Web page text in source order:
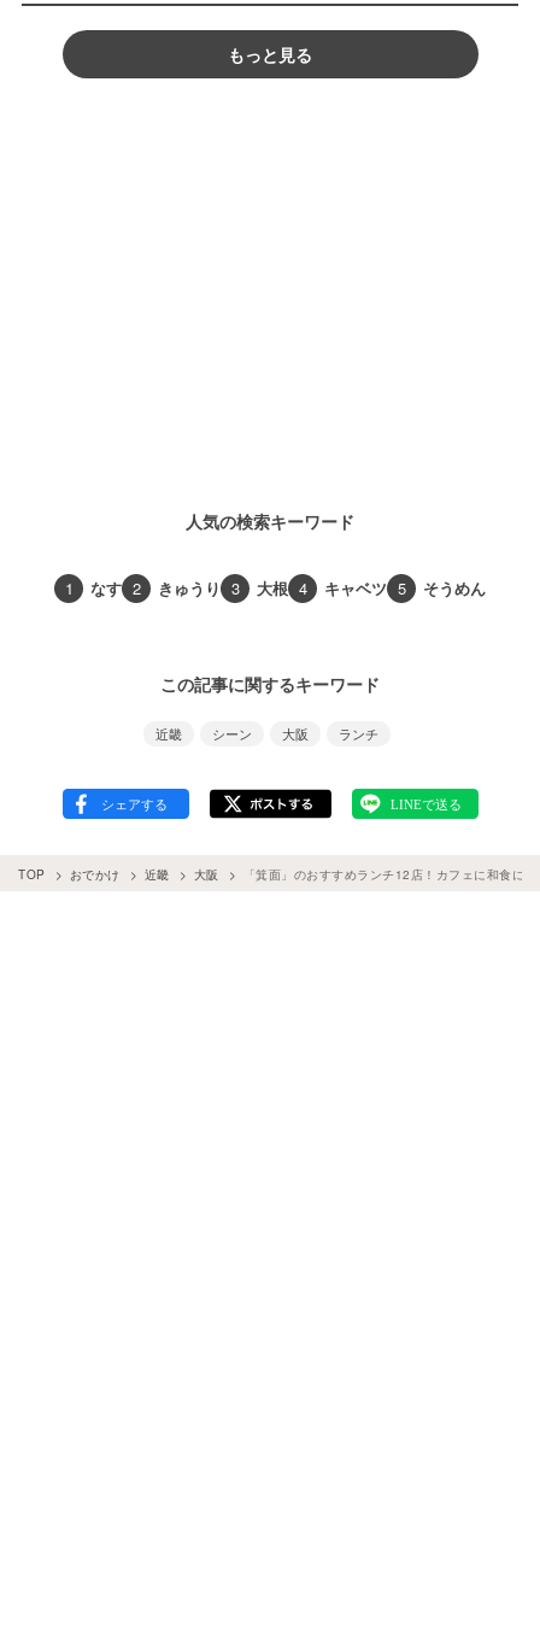
もっと見る
人気の検索キーワード
1 なす 2 きゅうり 3 大根 4 キャベツ 5 そうめん
この記事に関するキーワード
近畿 シーン 大阪 ランチ
TOP おでかけ 近畿 大阪 「箕面」のおすすめランチ12店！カフェに和食に